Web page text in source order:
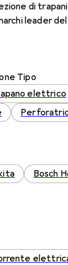
di
leader
Tipo
elettrico
Bosch